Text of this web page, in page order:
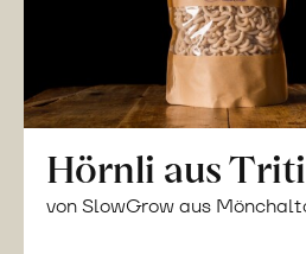
Hörnli aus
von SlowGrow aus